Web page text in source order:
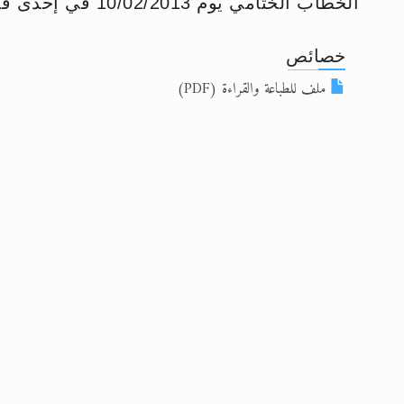
إعلان هامّ بخصوص الرسائل
خصائص
ملف للطباعة والقراءة (PDF)